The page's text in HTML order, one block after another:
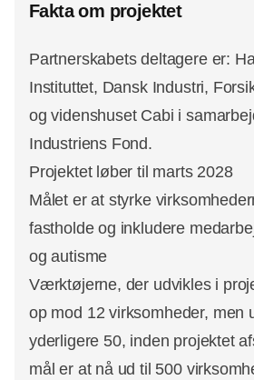
Fakta om projektet
Partnerskabets deltagere er:
Instituttet, Dansk Industri,
og videnshuset Cabi i
Industriens Fond.
Projektet løber til marts 2028
Målet er at styrke
fastholde og inkludere
og autisme
Værktøjerne, der udvikles i
op mod 12 virksomheder, men
yderligere 50, inden projektet
mål er at nå ud til 500